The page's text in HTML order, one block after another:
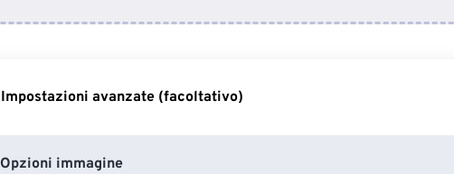
Impostazioni avanzate (facoltativo)
Opzioni immagine